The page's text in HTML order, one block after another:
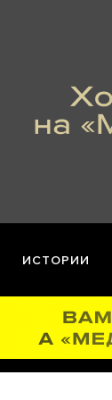
ИСТОРИИ